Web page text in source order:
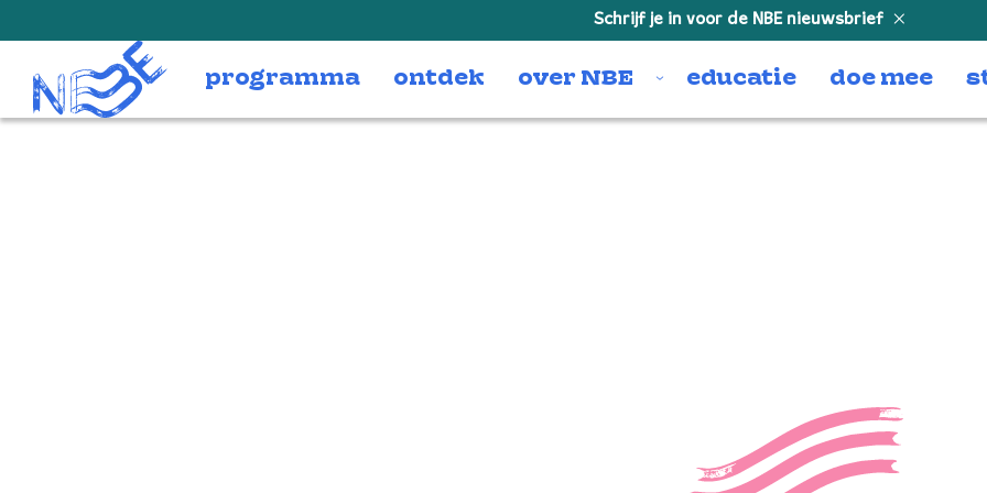
Schrijf je in voor de NBE nieuwsbrief
programma ontdek over NBE educatie doe mee